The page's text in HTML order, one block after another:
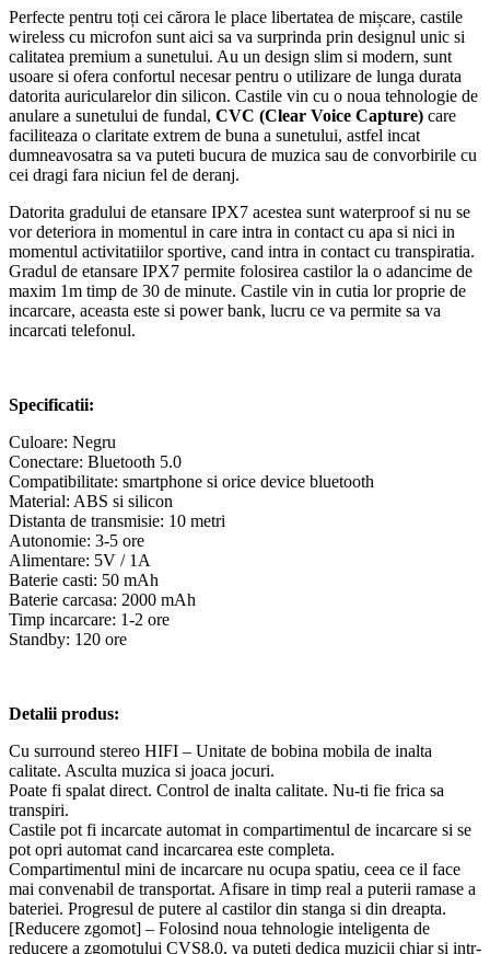
Perfecte pentru toți cei cărora le place libertatea de mișcare, castile
wireless cu microfon sunt aici sa va surprinda prin designul unic si
calitatea premium a sunetului. Au un design slim si modern, sunt
usoare si ofera confortul necesar pentru o utilizare de lunga durata
datorita auricularelor din silicon. Castile vin cu o noua tehnologie de
anulare a sunetului de fundal, CVC (Clear Voice Capture) care
faciliteaza o claritate extrem de buna a sunetului, astfel incat
dumneavosatra sa va puteti bucura de muzica sau de convorbirile cu
cei dragi fara niciun fel de deranj.
Datorita gradului de etansare IPX7 acestea sunt waterproof si nu se
vor deteriora in momentul in care intra in contact cu apa si nici in
momentul activitatiilor sportive, cand intra in contact cu transpiratia.
Gradul de etansare IPX7 permite folosirea castilor la o adancime de
maxim 1m timp de 30 de minute. Castile vin in cutia lor proprie de
incarcare, aceasta este si power bank, lucru ce va permite sa va
incarcati telefonul.
Specificatii:
Culoare: Negru
Conectare: Bluetooth 5.0
Compatibilitate: smartphone si orice device bluetooth
Material: ABS si silicon
Distanta de transmisie: 10 metri
Autonomie: 3-5 ore
Alimentare: 5V / 1A
Baterie casti: 50 mAh
Baterie carcasa: 2000 mAh
Timp incarcare: 1-2 ore
Standby: 120 ore
Detalii produs:
Cu surround stereo HIFI – Unitate de bobina mobila de inalta
calitate. Asculta muzica si joaca jocuri.
Poate fi spalat direct. Control de inalta calitate. Nu-ti fie frica sa
transpiri.
Castile pot fi incarcate automat in compartimentul de incarcare si se
pot opri automat cand incarcarea este completa.
Compartimentul mini de incarcare nu ocupa spatiu, ceea ce il face
mai convenabil de transportat. Afisare in timp real a puterii ramase a
bateriei. Progresul de putere al castilor din stanga si din dreapta.
[Reducere zgomot] – Folosind noua tehnologie inteligenta de
reducere a zgomotului CVS8.0, va puteti dedica muzicii chiar si intr-